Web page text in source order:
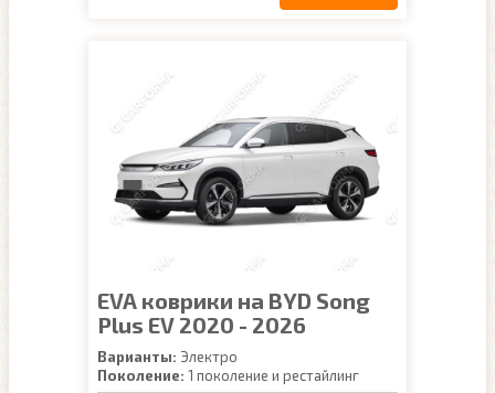
EVA коврики на BYD Song
Plus EV 2020 - 2026
Варианты: Электро
Поколение: 1 поколение и рестайлинг